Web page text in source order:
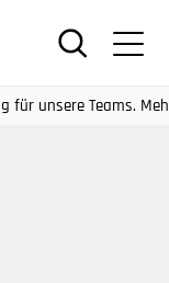
Teams. Mehr